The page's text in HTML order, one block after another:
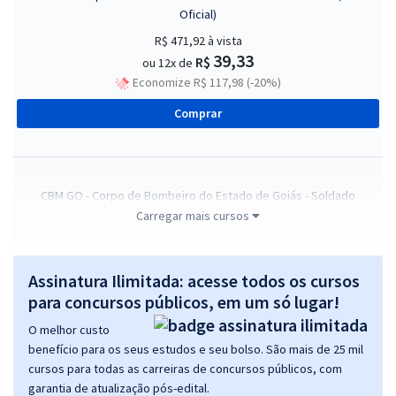
Oficial)
R$ 471,92à vista
ou 12x de R$ 39,33
Economize R$ 117,98 (-20%)
Comprar
CBM GO - Corpo de Bombeiro do Estado de Goiás - Soldado
Combatente
26,32
Economize R$ 78,96 (-20%)
Comprar
Carregar mais cursos
Assinatura Ilimitada: acesse todos os cursos
para concursos públicos, em um só lugar!
O melhor custo
benefício para os seus estudos e seu bolso. São mais de 25 mil
cursos para todas as carreiras de concursos públicos, com
garantia de atualização pós-edital.